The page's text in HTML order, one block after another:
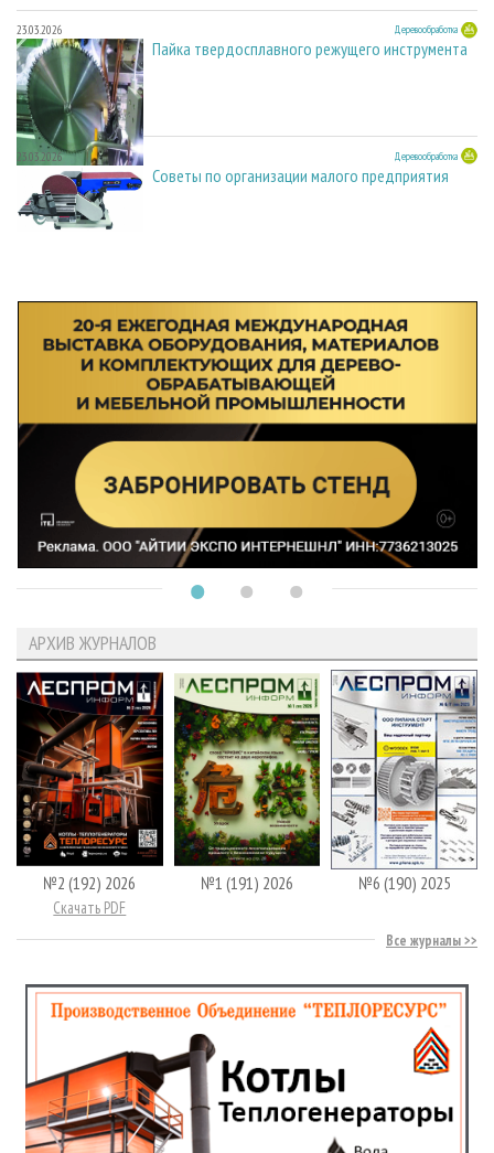
23.03.2026 Деревообработка
Пайка твердосплавного режущего инструмента
23.03.2026 Деревообработка
Советы по организации малого предприятия
АРХИВ ЖУРНАЛОВ
№2 (192) 2026
Скачать PDF
№1 (191) 2026 №6 (190) 2025
Все журналы